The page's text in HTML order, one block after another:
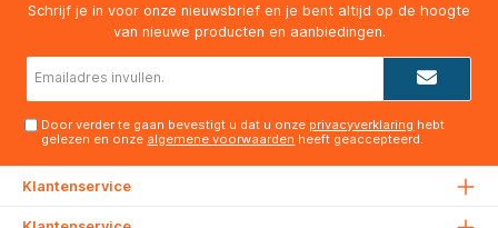
Schrijf je in voor onze nieuwsbrief en je bent altijd op de hoogte
van nieuwe producten en aanbiedingen.
Door verder te gaan bevestigt u dat u onze privacyverklaring hebt
gelezen en onze algemene voorwaarden heeft geaccepteerd.
Klantenservice